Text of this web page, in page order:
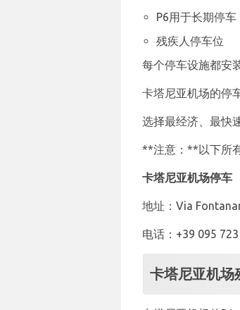
P6用于长期停车
残疾人停车位
每个停车设施都安
卡塔尼亚机场的停
选择最经济、最快
**注意：**以下所
卡塔尼亚机场停车
地址：Via
电话：+39 095 723
卡塔尼亚机场